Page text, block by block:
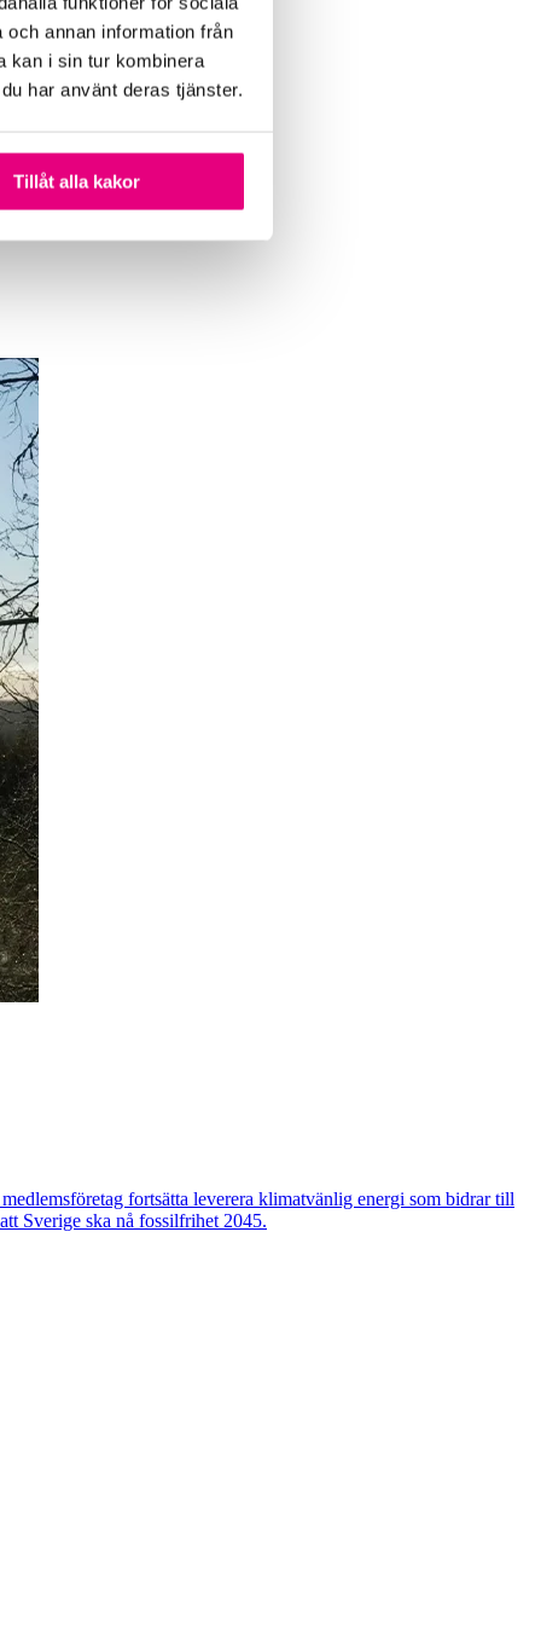
annan information från
kan i sin tur kombinera
har använt deras tjänster.
Tillåt alla kakor
fortsätta leverera klimatvänlig energi som bidrar till
Sverige ska nå fossilfrihet 2045.